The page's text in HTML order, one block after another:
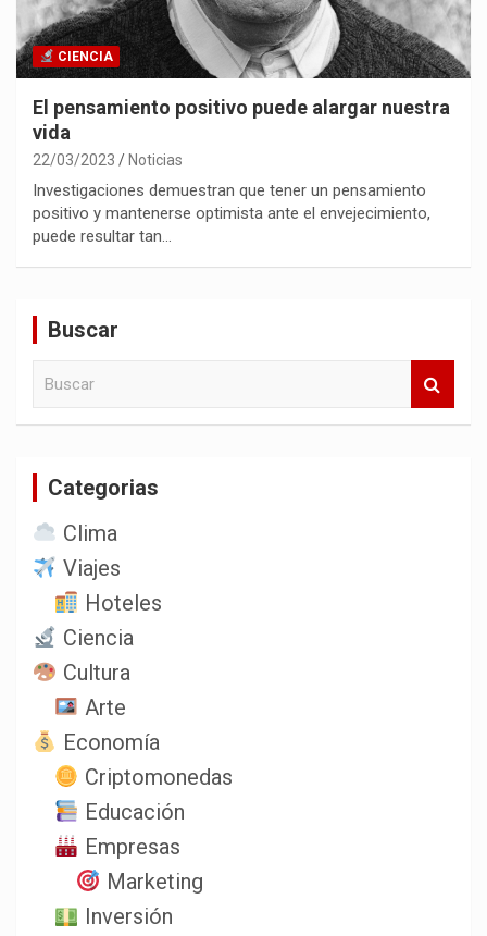
CIENCIA
El pensamiento positivo puede alargar nuestra
vida
22/03/2023 Noticias
Investigaciones demuestran que tener un pensamiento
positivo y mantenerse optimista ante el envejecimiento,
puede resultar tan…
Buscar
Categorias
Clima
Viajes
Hoteles
Ciencia
Cultura
Arte
Economía
Criptomonedas
Educación
Empresas
Marketing
Inversión